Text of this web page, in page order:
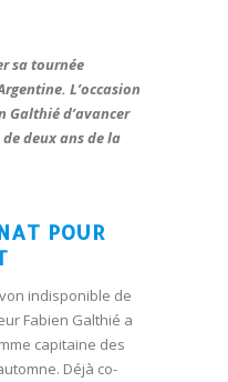
sa tournée
L’occasion
Galthié d’avancer
deux ans de la
POUR
indisponible de
Fabien Galthié a
capitaine des
Déjà co-